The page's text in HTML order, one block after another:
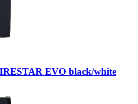
EVO black/white